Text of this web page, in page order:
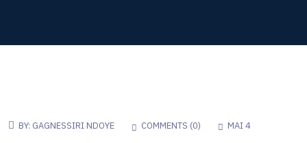
BY: GAGNESSIRI NDOYE COMMENTS (0) MAI 4